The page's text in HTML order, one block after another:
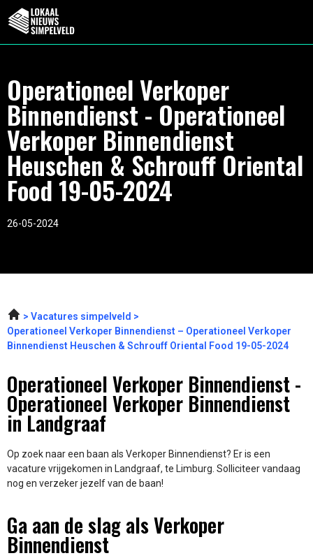
Operationeel Verkoper
Binnendienst - Operationeel
Verkoper Binnendienst
Heuschen & Schrouff Oriental
Food 19-05-2024
26-05-2024
Vacatures simpelveld
Operationeel Verkoper Binnendienst – Operationeel Verkoper
Binnendienst Heuschen & Schrouff Oriental Food 19-05-2024
Operationeel Verkoper Binnendienst -
Operationeel Verkoper Binnendienst
in Landgraaf
Op zoek naar een baan als Verkoper Binnendienst? Er is een
vacature vrijgekomen in Landgraaf, te Limburg. Solliciteer vandaag
nog en verzeker jezelf van de baan!
Ga aan de slag als Verkoper
Binnendienst